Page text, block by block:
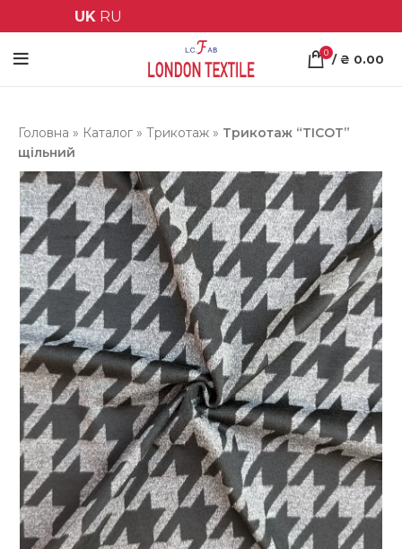
UK RU
0 / ₴ 0.00
Головна » Каталог »Трикотаж » Трикотаж “ТІСОТ”
щільний